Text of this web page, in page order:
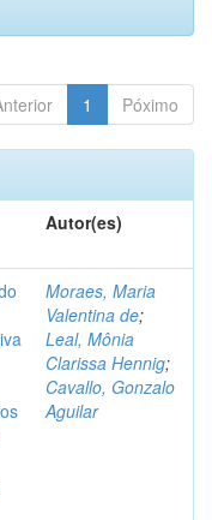
1 Póximo
Autor(es)
Moraes, Maria
Valentina de;
Leal, Mônia
Clarissa Hennig;
Cavallo, Gonzalo
Aguilar